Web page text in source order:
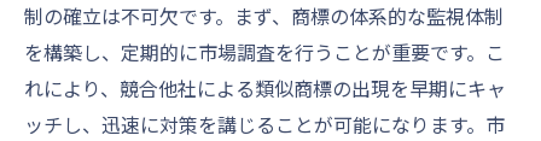
制の確立は不可欠です。まず、商標の体系的な監視体制
を構築し、定期的に市場調査を行うことが重要です。こ
れにより、競合他社による類似商標の出現を早期にキャ
ッチし、迅速に対策を講じることが可能になります。市